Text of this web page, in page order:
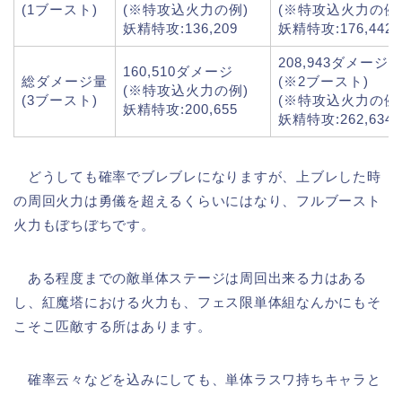
(1ブースト)
(※特攻込火力の例)
妖精特攻:136,209
(※特攻込火力の例
妖精特攻:176,442
総ダメージ量
(3ブースト)
160,510ダメージ
(※特攻込火力の例)
妖精特攻:200,655
208,943ダメージ
(※2ブースト)
(※特攻込火力の例
妖精特攻:262,634
どうしても確率でブレブレになりますが、上ブレした時
の周回火力は勇儀を超えるくらいにはなり、フルブースト
火力もぼちぼちです。
ある程度までの敵単体ステージは周回出来る力はある
し、紅魔塔における火力も、フェス限単体組なんかにもそ
こそこ匹敵する所はあります。
確率云々などを込みにしても、単体ラスワ持ちキャラと